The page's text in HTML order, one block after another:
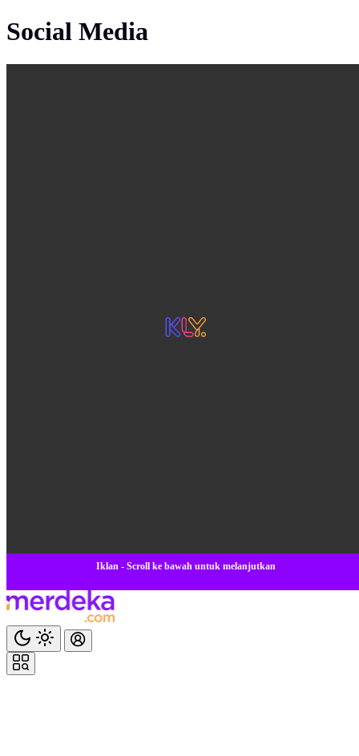
Social Media
Iklan - Scroll ke bawah untuk melanjutkan